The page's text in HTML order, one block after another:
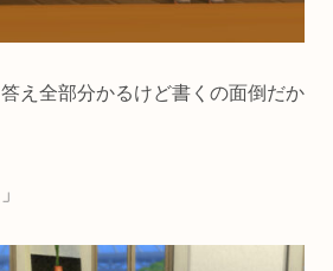
え全部分かるけど書くの面倒だか